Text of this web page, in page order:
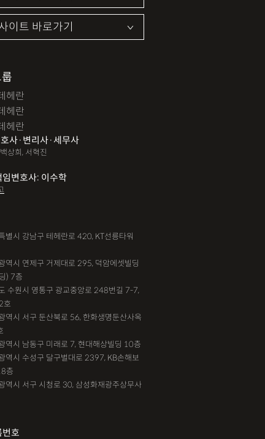
헤란
헤란
헤란
사·변리사·세무사
상희, 서혁진
임변호사: 이수학
별시 강남구 테헤란로 420, KT선릉타워
역시 연제구 거제대로 295, 덕암에셋빌딩
) 7층
수원시 영통구 광교중앙로 248번길 7-7,
호
역시 서구 둔산북로 56, 한화생명둔산사옥
역시 남동구 미래로 7, 현대해상빌딩 10층
역시 수성구 달구벌대로 2397, KB손해보
층
역시 서구 시청로 30, 삼성화재광주상무사
번호